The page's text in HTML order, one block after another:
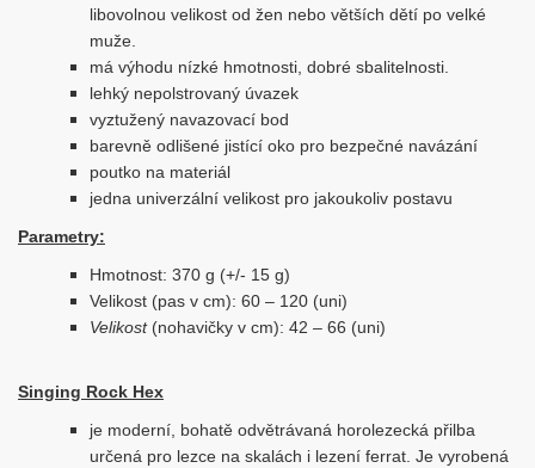
libovolnou velikost od žen nebo větších dětí po velké
muže.
má výhodu nízké hmotnosti, dobré sbalitelnosti.
lehký nepolstrovaný úvazek
vyztužený navazovací bod
barevně odlišené jistící oko pro bezpečné navázání
poutko na materiál
jedna univerzální velikost pro jakoukoliv postavu
Parametry:
Hmotnost: 370 g (+/- 15 g)
Velikost (pas v cm): 60 – 120 (uni)
Velikost (nohavičky v cm): 42 – 66 (uni)
Singing Rock Hex
je moderní, bohatě odvětrávaná horolezecká přilba
určená pro lezce na skalách i lezení ferrat. Je vyrobená